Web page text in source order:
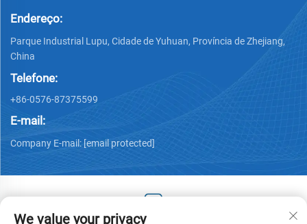
Endereço:
Parque Industrial Lupu, Cidade de Yuhuan, Província de Zhejiang,
China
Telefone:
+86-0576-87375599
E-mail:
Company E-mail: [email protected]
We value your privacy